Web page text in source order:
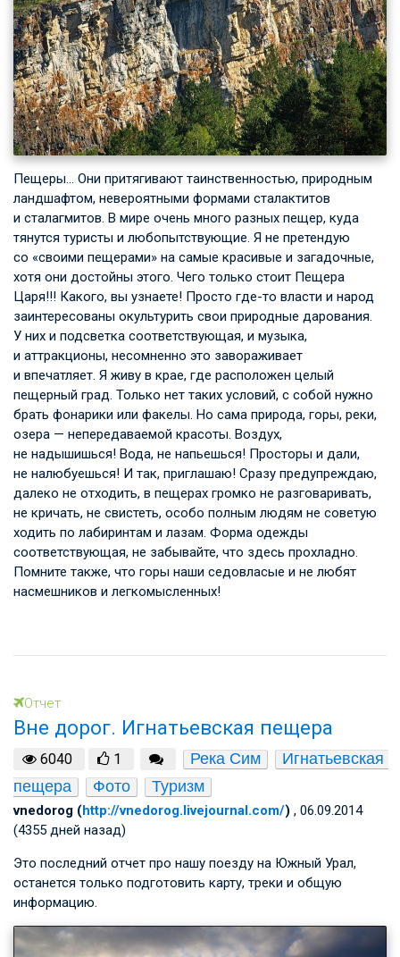
Пещеры… Они притягивают таинственностью, природным
ландшафтом, невероятными формами сталактитов
и сталагмитов. В мире очень много разных пещер, куда
тянутся туристы и любопытствующие. Я не претендую
со «своими пещерами» на самые красивые и загадочные,
хотя они достойны этого. Чего только стоит Пещера
Царя!!! Какого, вы узнаете! Просто где-то власти и народ
заинтересованы окультурить свои природные дарования.
У них и подсветка соответствующая, и музыка,
и аттракционы, несомненно это завораживает
и впечатляет. Я живу в крае, где расположен целый
пещерный град. Только нет таких условий, с собой нужно
брать фонарики или факелы. Но сама природа, горы, реки,
озера — непередаваемой красоты. Воздух,
не надышишься! Вода, не напьешься! Просторы и дали,
не налюбуешься! И так, приглашаю! Сразу предупреждаю,
далеко не отходить, в пещерах громко не разговаривать,
не кричать, не свистеть, особо полным людям не советую
ходить по лабиринтам и лазам. Форма одежды
соответствующая, не забывайте, что здесь прохладно.
Помните также, что горы наши седовласые и не любят
насмешников и легкомысленных!
Отчет
Вне дорог. Игнатьевская пещера
6040 1 Река Сим
Игнатьевская
пещера
Фото Туризм
vnedorog (http://vnedorog.livejournal.com/) , 06.09.2014
(4355 дней назад)
Это последний отчет про нашу поезду на Южный Урал,
останется только подготовить карту, треки и общую
информацию.